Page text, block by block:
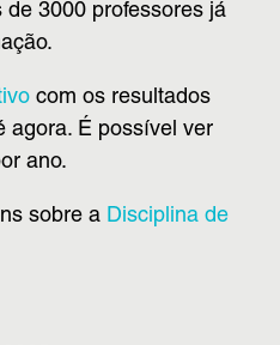
de 3000 professores já
com os resultados
agora. É possível ver
ano.
sobre a Disciplina de